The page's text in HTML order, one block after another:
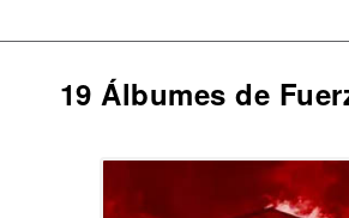
19 Álbumes de